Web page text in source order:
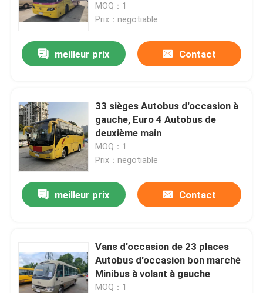
MOQ：1
Prix：negotiable
meilleur prix Contact
33 sièges Autobus d'occasion à
gauche, Euro 4 Autobus de
deuxième main
MOQ：1
Prix：negotiable
meilleur prix Contact
Vans d'occasion de 23 places
Autobus d'occasion bon marché
Minibus à volant à gauche
MOQ：1